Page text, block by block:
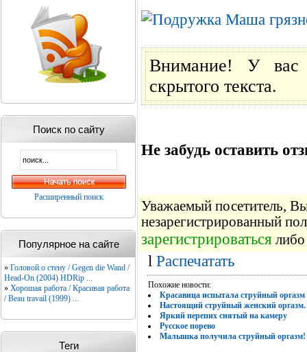
Поиск по сайту
Расширенный поиск
Популярное на сайте
» Головой о стену / Gegen die Wand /
Head-On (2004) HDRip ...
» Хорошая работа / Красивая работа
/ Beau travail (1999) ...
Теги
Внимание! У вас
скрытого текста.
Не забудь оставить
Уважаемый посетитель,
незарегистрированный
зарегистрироваться
l Распечатать
Похожие новости:
Красавица испытала струйный оргазм
Настоящий струйный женский оргазм.
Яркий перепих снятый на камеру
Русское порево
Малышка получила струйный оргазм!